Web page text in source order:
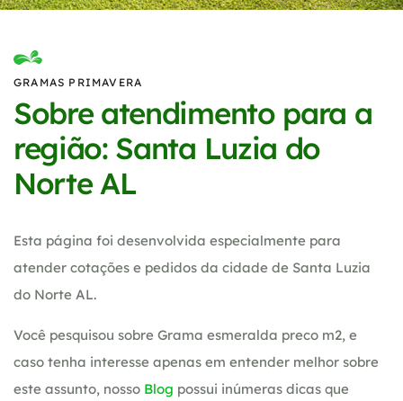
GRAMAS PRIMAVERA
Sobre atendimento para a
região: Santa Luzia do
Norte AL
Esta página foi desenvolvida especialmente para
atender cotações e pedidos da cidade de Santa Luzia
do Norte AL.
Você pesquisou sobre Grama esmeralda preco m2, e
caso tenha interesse apenas em entender melhor sobre
este assunto, nosso Blog possui inúmeras dicas que